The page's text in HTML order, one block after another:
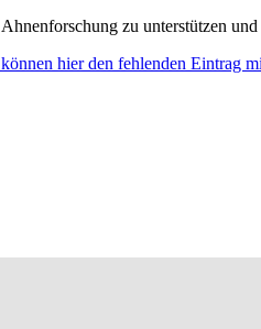
zu unterstützen
hier den fehlenden Eintrag